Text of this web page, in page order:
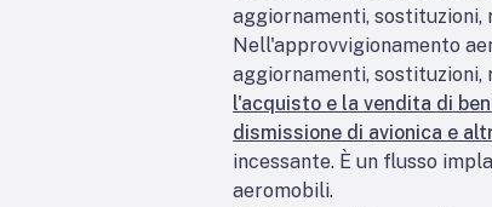
aggiornamenti, sostituzioni,
Nell'approvvigionamento
aggiornamenti, sostituzioni,
l'acquisto e la vendita di
dismissione di avionica e
incessante. È un flusso
aeromobili.